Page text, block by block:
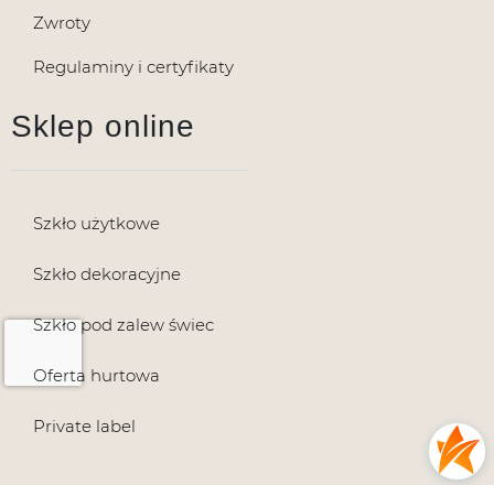
Zwroty
Regulaminy i certyfikaty
Sklep online
Szkło użytkowe
Szkło dekoracyjne
Szkło pod zalew świec
Oferta hurtowa
Private label